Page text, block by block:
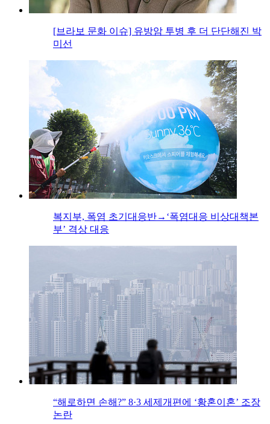
[브라보 문화 이슈] 유방암 투병 후 더 단단해진 박
미선
복지부, 폭염 초기대응반→‘폭염대응 비상대책본
부’ 격상 대응
“해로하면 손해?” 8·3 세제개편에 ‘황혼이혼’ 조장
논란